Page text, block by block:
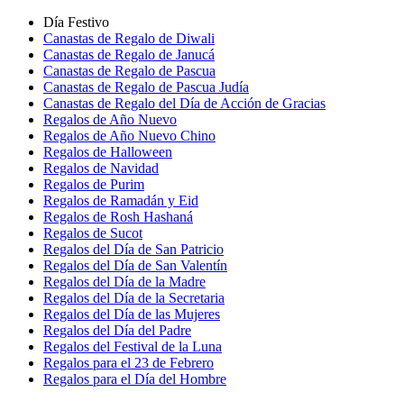
Día Festivo
Canastas de Regalo de Diwali
Canastas de Regalo de Janucá
Canastas de Regalo de Pascua
Canastas de Regalo de Pascua Judía
Canastas de Regalo del Día de Acción de Gracias
Regalos de Año Nuevo
Regalos de Año Nuevo Chino
Regalos de Halloween
Regalos de Navidad
Regalos de Purim
Regalos de Ramadán y Eid
Regalos de Rosh Hashaná
Regalos de Sucot
Regalos del Día de San Patricio
Regalos del Día de San Valentín
Regalos del Día de la Madre
Regalos del Día de la Secretaria
Regalos del Día de las Mujeres
Regalos del Día del Padre
Regalos del Festival de la Luna
Regalos para el 23 de Febrero
Regalos para el Día del Hombre